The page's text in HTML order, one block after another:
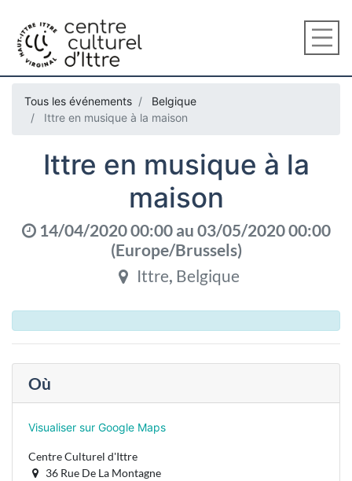
Tous les événements
Belgique
Ittre en musique à la maison
Ittre en musique à la
maison
14/04/2020 00:00au 03/05/2020 00:00
(Europe/Brussels)
Ittre, Belgique
Où
Visualiser sur Google Maps
Centre Culturel d'Ittre
36 Rue De La Montagne